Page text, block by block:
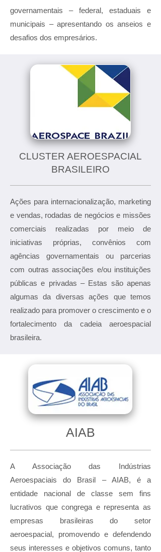
governamentais – federal, estaduais e
municipais – apresentando os anseios e
desafios dos empresários.
CLUSTER AEROESPACIAL
BRASILEIRO
Ações para internacionalização, marketing
e vendas, rodadas de negócios e missões
comerciais realizadas por meio de
iniciativas próprias, convênios com
agências governamentais ou parcerias
com outras associações e/ou instituições
públicas e privadas – Estas são apenas
algumas da diversas ações que temos
realizado para promover o crescimento e o
fortalecimento da cadeia aeroespacial
brasileira.
AIAB
A Associação das Indústrias
Aeroespaciais do Brasil – AIAB, é a
entidade nacional de classe sem fins
lucrativos que congrega e representa as
empresas brasileiras do setor
aeroespacial, promovendo e defendendo
seus interesses e objetivos comuns, tanto